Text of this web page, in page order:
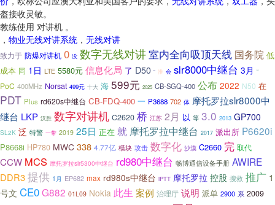
盔接收灵敏。
教练使用 对讲机 。
， 物业无线对讲系统 ， 无线对讲
致力于 防爆对讲机 0 没 数字无线对讲室内全向吸顶天线 国务院 低
成本 同 1日 LTE 5580元 信息化局 了 D50 ” 推 会 slr8000中继台 3月 “
PoC 400MHz Norsat 499元 十大 海 599元 2025 CB-SGQ-400 公布 2022 N50 在
PDT Plus rd620s中继台 CB-FDQ-400 一 P3688 702 体 摩托罗拉slr8000中
继台 LKP 汉胜 数字对讲机 C2620 桥 江苏 2月 以 等 3.0 2013 GP700
SL2K 泛 特警 一带 2019 25日 正在 就 摩托罗拉中继台 2017 派出所 P6620i
P8668i HP780 MWC 338 4.77亿 模块 攻击 数字化 沙漠 C2660 完 取代
CCW MCS 摩托罗拉slr5300中继台 rd980中继台 畅博通信设备手册 AWIRE
DDR3提供 1月 EP682 max rd980s中继台 iPTT 摩托罗拉 控股 搜救 推广 1
号文 CE0G882 01L09 Nokia 此生 案例 治理厅 说明 派单 2900 系 2009